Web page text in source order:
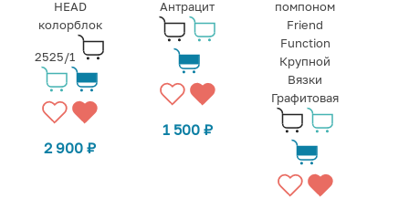
HEAD
колорблок
2525/1
2 900₽
Антрацит
1 500 ₽
помпоном
Friend
Function
Крупной
Вязки
Графитовая